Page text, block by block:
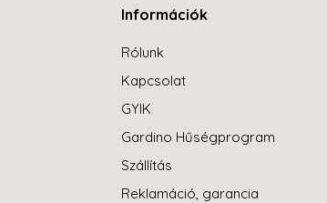
Információk
Rólunk
Kapcsolat
GYIK
Gardino Hűségprogram
Szállítás
Reklamáció, garancia